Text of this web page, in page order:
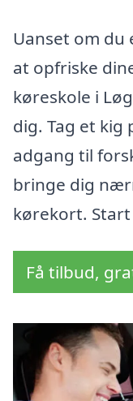
Uanset om du
at opfriske
køreskole i
dig. Tag et kig
adgang til
bringe dig
kørekort.
Få tilbud,